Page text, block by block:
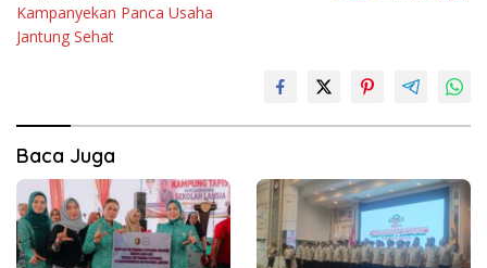
Kampanyekan Panca Usaha
Jantung Sehat
Baca Juga